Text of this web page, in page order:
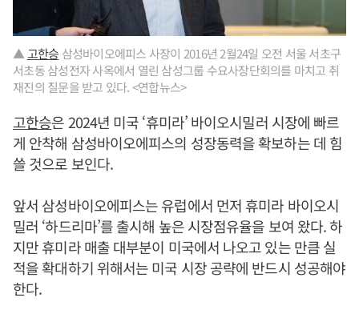
▲고한승 삼성바이오에피스 사장이 2016년 2월24일 오전 서울 서초구
서초동 삼성전자 사옥에서 열린 삼성그룹 수요사장단회의를 마치고 취
재진의 질문을 받고 있다. <연합뉴스>
고한승은 2024년 미국 ‘휴미라’ 바이오시밀러 시장에 빠르
게 안착해 삼성바이오에피스의 성장동력을 확보하는 데 힘
쓸 것으로 보인다.
앞서 삼성바이오에피스는 유럽에서 먼저 휴미라 바이오시
밀러 ‘하드리마’를 출시해 높은 시장점유율을 보여 왔다. 하
지만 휴미라 매출 대부분이 미국에서 나오고 있는 만큼 실
적을 확대하기 위해서는 미국 시장 공략에 반드시 성공해야
한다.